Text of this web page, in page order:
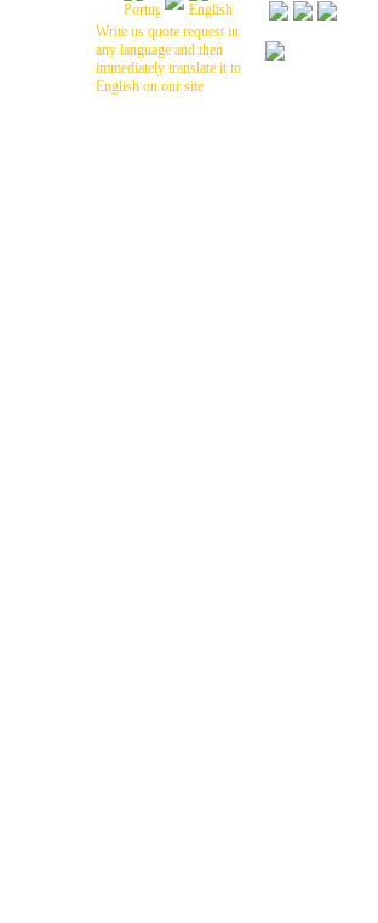
Write us quote request in
any language and then
immediately translate it to
English on our site